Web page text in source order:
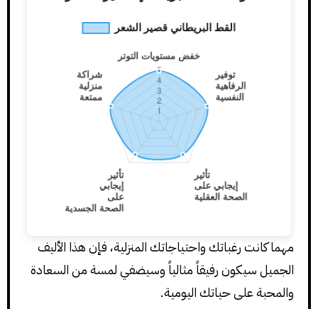
مهما كانت رغباتك واحتياجاتك المنزلية، فإن هذا الأليف
الجميل سيكون رفيقاً مثالياً وسيضفي لمسة من السعادة
والمحبة على حياتك اليومية.